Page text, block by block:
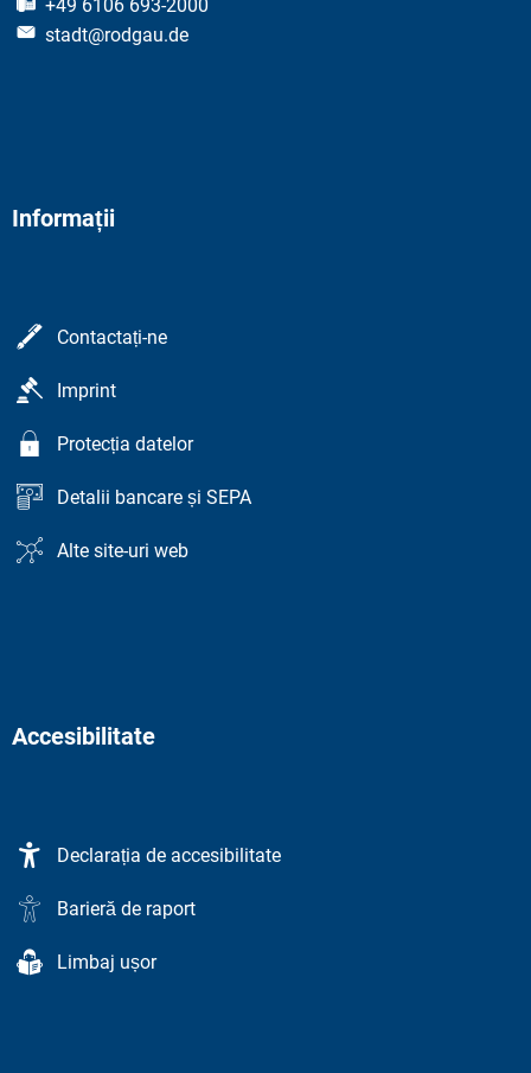
+49 6106 693-2000
stadt@rodgau.de
Informații
Contactați-ne
Imprint
Protecția datelor
Detalii bancare și SEPA
Alte site-uri web
Accesibilitate
Declarația de accesibilitate
Barieră de raport
Limbaj ușor